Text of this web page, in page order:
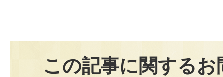
この記事に関する